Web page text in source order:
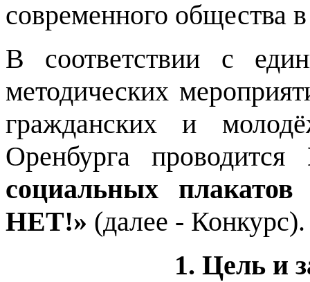
современного общества
В соответствии с
методических
гражданских и
Оренбурга проводится
социальных
НЕТ!» (далее - Конкурс).
1. Цель и